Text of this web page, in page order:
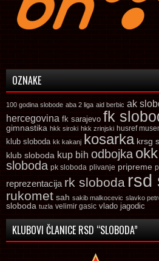
OZNAKE
100 godina slobode aba 2 liga aid berbic ak
hercegovina fk sarajevo fk
gimnastika hkk siroki hkk zrinjski husref
klub sloboda kk kakanj kosarka krsg
klub sloboda kup bih odbojka
sloboda pk sloboda plivanje pripreme
reprezentacija rk sloboda rsd
rukomet sah sakib malkocevic slavko
sloboda tuzla velimir gasic vlado jagodic
KLUBOVI ČLANICE RSD “SLOBODA”